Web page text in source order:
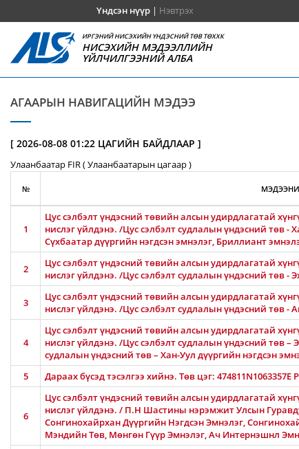
Үндсэн нүүр| Нэвтрэх
ИРГЭНИЙ НИСЭХИЙН ҮНДЭСНИЙ ТӨВ ТӨХХК
НИСЭХИЙН МЭДЭЭЛЛИЙН
ҮЙЛЧИЛГЭЭНИЙ АЛБА
АГААРЫН НАВИГАЦИЙН МЭДЭЭ
[ 2026-08-08 01:22 ЦАГИЙН БАЙДЛААР ]
Улаанбаатар FIR ( Улаанбаатарын цагаар )
№
1
Цус сэлбэлт үндэсний төвийн алсын удирдлагатай
нислэг үйлдэнэ. /Цус сэлбэлт судлалын үндэсний төв
Сүхбаатар дүүргийн нэгдсэн эмнэлэг, Бриллиант
2
Цус сэлбэлт үндэсний төвийн алсын удирдлагатай
нислэг үйлдэнэ. /Цус сэлбэлт судлалын үндэсний төв -
3
Цус сэлбэлт үндэсний төвийн алсын удирдлагатай
нислэг үйлдэнэ. /Цус сэлбэлт судлалын үндэсний төв
4
Цус сэлбэлт үндэсний төвийн алсын удирдлагатай
нислэг үйлдэнэ. /Цус сэлбэлт судлалын үндэсний төв
судлалын үндэсний төв – Хан-Уул дүүргийн нэгдсэн
5 Дараах бүсэд тэсэлгээ хийнэ. Төв цэг:
6
Цус сэлбэлт үндэсний төвийн алсын удирдлагатай
нислэг үйлдэнэ. / П.Н Шастины нэрэмжит Улсын
Сонгинохайрхан Дүүргийн Нэгдсэн Эмнэлэг,
Мэндийн Төв, Мөнгөн Гүүр Эмнэлэг, Ач Интернэшнл